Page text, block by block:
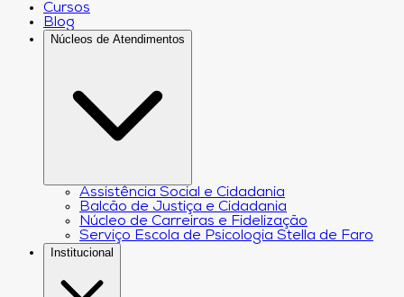
Cursos
Blog
Núcleos de Atendimentos
Assistência Social e Cidadania
Balcão de Justiça e Cidadania
Núcleo de Carreiras e Fidelização
Serviço Escola de Psicologia Stella de Faro
Institucional